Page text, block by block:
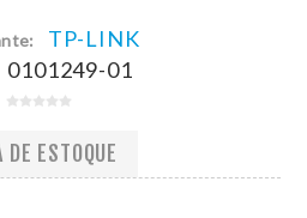
TP-LINK
0101249-01
DE ESTOQUE